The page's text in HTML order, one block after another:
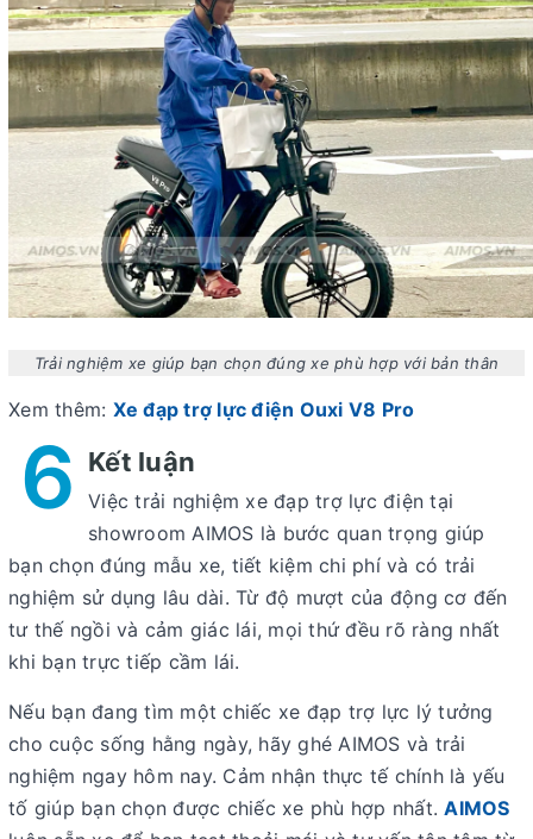
Trải nghiệm xe giúp bạn chọn đúng xe phù hợp với bản thân
Xem thêm: Xe đạp trợ lực điện Ouxi V8 Pro
6 Kết luận
Việc trải nghiệm xe đạp trợ lực điện tại
showroom AIMOS là bước quan trọng giúp
bạn chọn đúng mẫu xe, tiết kiệm chi phí và có trải
nghiệm sử dụng lâu dài. Từ độ mượt của động cơ đến
tư thế ngồi và cảm giác lái, mọi thứ đều rõ ràng nhất
khi bạn trực tiếp cầm lái.
Nếu bạn đang tìm một chiếc xe đạp trợ lực lý tưởng
cho cuộc sống hằng ngày, hãy ghé AIMOS và trải
nghiệm ngay hôm nay. Cảm nhận thực tế chính là yếu
tố giúp bạn chọn được chiếc xe phù hợp nhất.AIMOS